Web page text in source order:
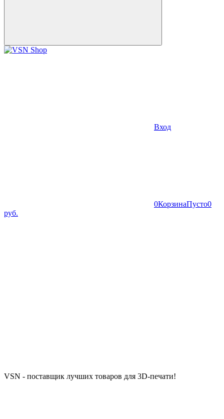
Вход
0КорзинаПусто0
руб.
VSN - поставщик лучших товаров для 3D-печати!